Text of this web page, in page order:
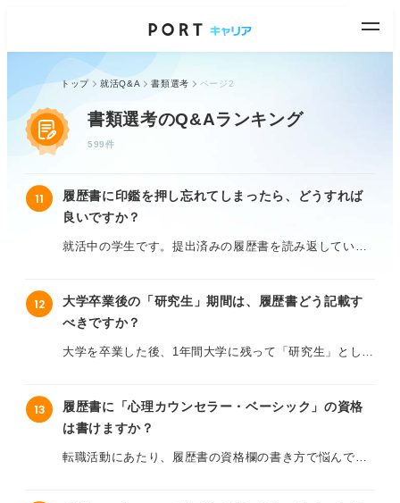
トップ 就活Q&A 書類選考 ページ2
書類選考のQ&Aランキング
599件
11
履歴書に印鑑を押し忘れてしまったら、どうすれば
良いですか？
就活中の学生です。提出済みの履歴書を読み返していた
最近は「押印不要」の書類も増えていると聞きますが、
わざわざ押印欄があるフォーマットだったため、これは
企業側に「押し忘れたので差し替えさせてほしい」とす
として下手に騒がず、選考の結果を待つ方が賢明なのか
12
大学卒業後の「研究生」期間は、履歴書どう記載す
べきですか？
大学を卒業した後、1年間大学に残って「研究生」として
学部や修士などの正規の課程ではないため、そもそも学
歴としてカウントして良いのか、あるいは空白期間に見
13
履歴書に「心理カウンセラー・ベーシック」の資格
は書けますか？
転職活動にあたり、履歴書の資格欄の書き方で悩んでい